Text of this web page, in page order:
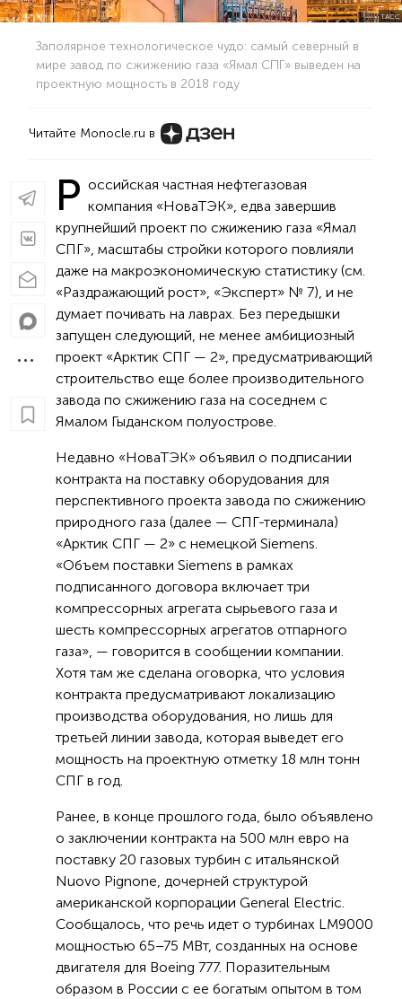
ТАСС
Заполярное технологическое чудо: самый северный в
мире завод по сжижению газа «Ямал СПГ» выведен на
проектную мощность в 2018 году
Читайте Monocle.ru в
Р оссийская частная нефтегазовая
компания «НоваТЭК», едва завершив
крупнейший проект по сжижению газа «Ямал
СПГ», масштабы стройки которого повлияли
даже на макроэкономическую статистику (см.
«Раздражающий рост», «Эксперт» № 7), и не
думает почивать на лаврах. Без передышки
запущен следующий, не менее амбициозный
проект «Арктик СПГ — 2», предусматривающий
строительство еще более производительного
завода по сжижению газа на соседнем с
Ямалом Гыданском полуострове.
Недавно «НоваТЭК» объявил о подписании
контракта на поставку оборудования для
перспективного проекта завода по сжижению
природного газа (далее — СПГ-терминала)
«Арктик СПГ — 2» с немецкой Siemens.
«Объем поставки Siemens в рамках
подписанного договора включает три
компрессорных агрегата сырьевого газа и
шесть компрессорных агрегатов отпарного
газа», — говорится в сообщении компании.
Хотя там же сделана оговорка, что условия
контракта предусматривают локализацию
производства оборудования, но лишь для
третьей линии завода, которая выведет его
мощность на проектную отметку 18 млн тонн
СПГ в год.
Ранее, в конце прошлого года, было объявлено
о заключении контракта на 500 млн евро на
поставку 20 газовых турбин с итальянской
Nuovo Pignone, дочерней структурой
американской корпорации General Electric.
Сообщалось, что речь идет о турбинах LM9000
мощностью 65–75 МВт, созданных на основе
двигателя для Boeing 777. Поразительным
образом в России с ее богатым опытом в том